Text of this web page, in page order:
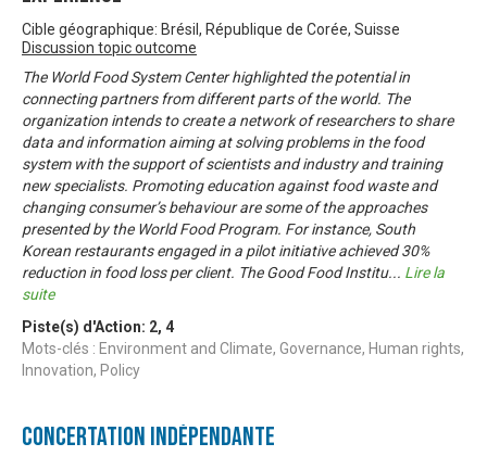
Cible géographique: Brésil, République de Corée, Suisse
Discussion topic outcome
The World Food System Center highlighted the potential in
connecting partners from different parts of the world. The
organization intends to create a network of researchers to share
data and information aiming at solving problems in the food
system with the support of scientists and industry and training
new specialists. Promoting education against food waste and
changing consumer’s behaviour are some of the approaches
presented by the World Food Program. For instance, South
Korean restaurants engaged in a pilot initiative achieved 30%
reduction in food loss per client. The Good Food Institu... Lire la
suite
Piste(s) d'Action: 2, 4
Mots-clés : Environment and Climate, Governance, Human rights,
Innovation, Policy
Concertation Indépendante